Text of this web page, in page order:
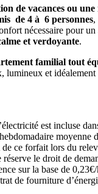
de vacances ou
de 4 à 6 personnes,
nécessaire pour un
et verdoyante.
familial tout
lumineux et
est incluse
moyenne
de ce forfait lors du
réserve le droit de
sur la base de
de fourniture